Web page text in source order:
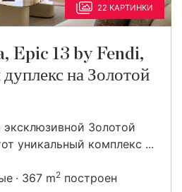
22 КАРТИНКИ
Epic 13 by Fendi,
на Золотой
Золотой
уникальный комплекс ...
367 m2 построен